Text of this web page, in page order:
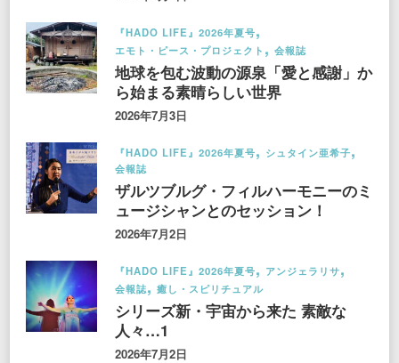
『HADO LIFE』2026年夏号
エモト・ピース・プロジェクト
会報誌
地球を包む波動の源泉「愛と感謝」か
ら始まる素晴らしい世界
2026年7月3日
『HADO LIFE』2026年夏号
シュタイン亜希子
会報誌
ザルツブルグ・フィルハーモニーのミ
ュージシャンとのセッション！
2026年7月2日
『HADO LIFE』2026年夏号
アンジェラリサ
会報誌
癒し・スピリチュアル
シリーズ新・宇宙から来た 素敵な
人々…1
2026年7月2日